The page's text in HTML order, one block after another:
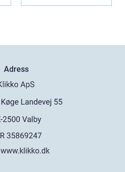
Adress
www.klikko.dk